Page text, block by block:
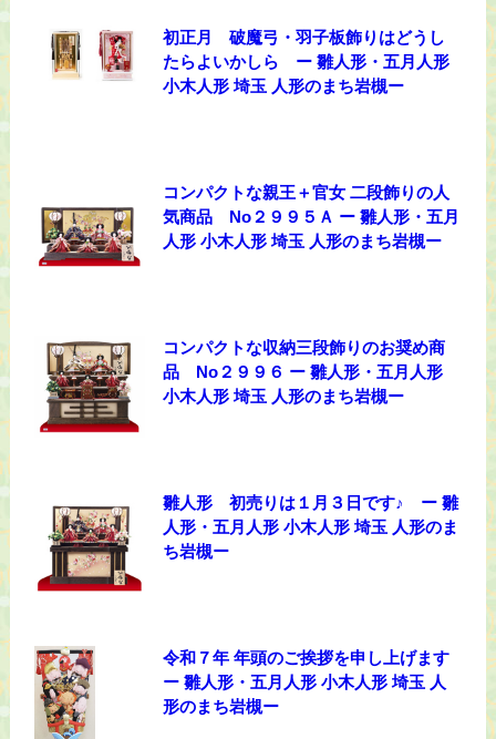
初正月 破魔弓・羽子板飾りはどうし
たらよいかしら ー 雛人形・五月人形
小木人形 埼玉 人形のまち岩槻ー
コンパクトな親王＋官女 二段飾りの人
気商品 No２９９５Ａ ー 雛人形・五月
人形 小木人形 埼玉 人形のまち岩槻ー
コンパクトな収納三段飾りのお奨め商
品 No２９９６ ー 雛人形・五月人形
小木人形 埼玉 人形のまち岩槻ー
雛人形 初売りは１月３日です♪ ー 雛
人形・五月人形 小木人形 埼玉 人形のま
ち岩槻ー
令和７年 年頭のご挨拶を申し上げます
ー 雛人形・五月人形 小木人形 埼玉 人
形のまち岩槻ー